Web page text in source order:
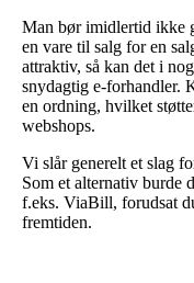
Man bør imidlertid ikke
en vare til salg for en
attraktiv, så kan det i
snydagtig e-forhandler.
en ordning, hvilket
webshops.
Vi slår generelt et slag
Som et alternativ burde
f.eks. ViaBill, forudsat
fremtiden.